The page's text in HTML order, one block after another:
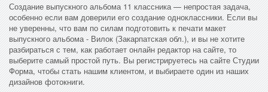
Создание выпускного альбома 11 классника — непростая задача,
особенно если вам доверили его создание одноклассники. Если вы
не уверенны, что вам по силам подготовить к печати макет
выпускного альбома - Вилок (Закарпатская обл.), и вы не хотите
разбираться с тем, как работает онлайн редактор на сайте, то
выберите самый простой путь. Вы регистрируетесь на сайте Студии
Форма, чтобы стать нашим клиентом, и выбираете один из наших
дизайнов фотокниги.